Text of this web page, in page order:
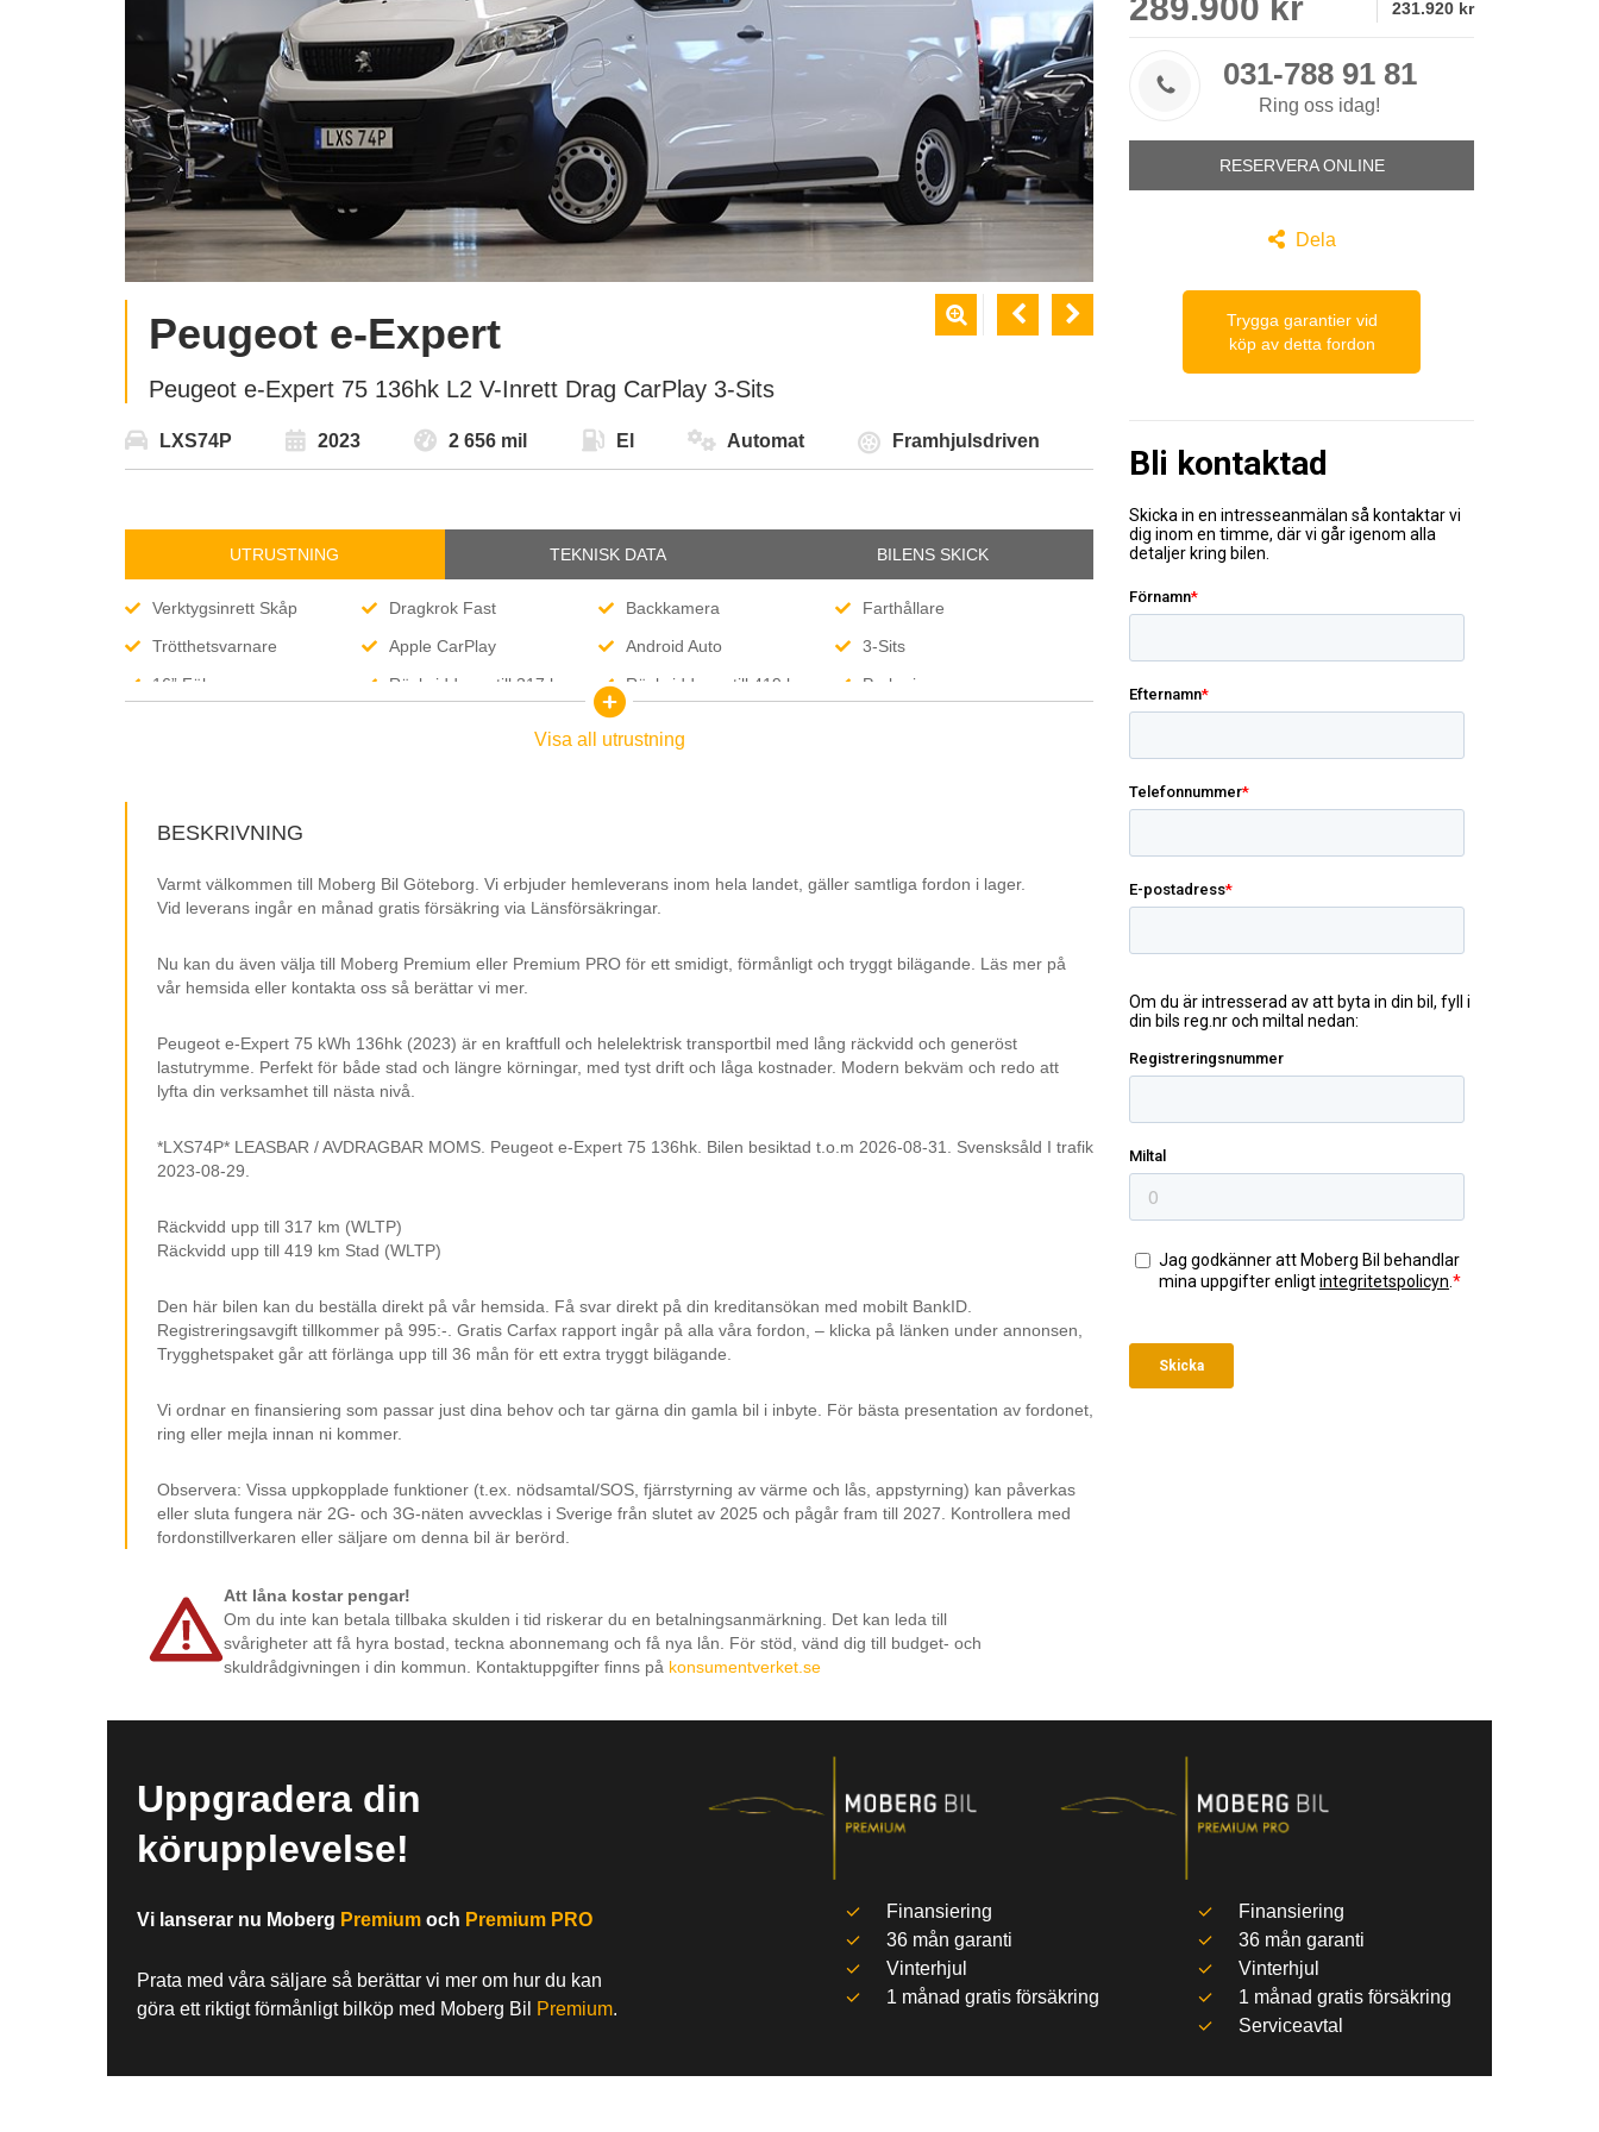
  
Peugeot e-Expert
Peugeot e-Expert 75 136hk L2 V-Inrett Drag CarPlay 3-Sits
LXS74P 2023 2 656 mil El Automat  Framhjulsdriven
UTRUSTNING TEKNISK DATA BILENS SKICK
Verktygsinrett Skåp Dragkrok Fast Backkamera
Farthållare
Trötthetsvarnare
Apple CarPlay Android Auto
3-Sits
16” Fälgar
Räckvidd upp till 317 km
(WLTP)
Räckvidd upp till 419 km
Stad (WLTP)
Parkeringssensorer
Stolsvärme
Visa all utrustning
BESKRIVNING
Varmt välkommen till Moberg Bil Göteborg. Vi erbjuder hemleverans inom hela landet, gäller samtliga fordon i lager.
Vid leverans ingår en månad gratis försäkring via Länsförsäkringar.
Nu kan du även välja till Moberg Premium eller Premium PRO för ett smidigt, förmånligt och tryggt bilägande. Läs mer på
vår hemsida eller kontakta oss så berättar vi mer.
Peugeot e-Expert 75 kWh 136hk (2023) är en kraftfull och helelektrisk transportbil med lång räckvidd och generöst
lastutrymme. Perfekt för både stad och längre körningar, med tyst drift och låga kostnader. Modern bekväm och redo att
lyfta din verksamhet till nästa nivå.
*LXS74P* LEASBAR / AVDRAGBAR MOMS. Peugeot e-Expert 75 136hk. Bilen besiktad t.o.m 2026-08-31. Svensksåld I trafik
2023-08-29.
Räckvidd upp till 317 km (WLTP)
Räckvidd upp till 419 km Stad (WLTP)
Den här bilen kan du beställa direkt på vår hemsida. Få svar direkt på din kreditansökan med mobilt BankID.
Registreringsavgift tillkommer på 995:-. Gratis Carfax rapport ingår på alla våra fordon, – klicka på länken under annonsen,
Trygghetspaket går att förlänga upp till 36 mån för ett extra tryggt bilägande.
Vi ordnar en finansiering som passar just dina behov och tar gärna din gamla bil i inbyte. För bästa presentation av fordonet,
ring eller mejla innan ni kommer.
Observera: Vissa uppkopplade funktioner (t.ex. nödsamtal/SOS, fjärrstyrning av värme och lås, appstyrning) kan påverkas
eller sluta fungera när 2G- och 3G-näten avvecklas i Sverige från slutet av 2025 och pågår fram till 2027. Kontrollera med
fordonstillverkaren eller säljare om denna bil är berörd.
231.920 kr
 031-788 91 81
Ring oss idag!
RESERVERA ONLINE
 Dela
Trygga garantier vid
köp av detta fordon
Att låna kostar pengar!
Om du inte kan betala tillbaka skulden i tid riskerar du en betalningsanmärkning. Det kan leda till
svårigheter att få hyra bostad, teckna abonnemang och få nya lån. För stöd, vänd dig till budget- och
skuldrådgivningen i din kommun. Kontaktuppgifter finns på konsumentverket.se
Uppgradera din
körupplevelse!
Vi lanserar nu Moberg Premium och Premium PRO
Prata med våra säljare så berättar vi mer om hur du kan
göra ett riktigt förmånligt bilköp med Moberg Bil
Premium.
Finansiering
36 mån garanti
Vinterhjul
1 månad gratis försäkring
Finansiering
36 mån garanti
Vinterhjul
1 månad gratis försäkring
Serviceavtal